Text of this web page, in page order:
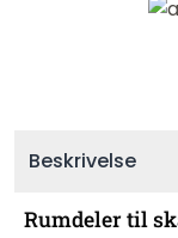
Beskrivelse
Rumdeler til